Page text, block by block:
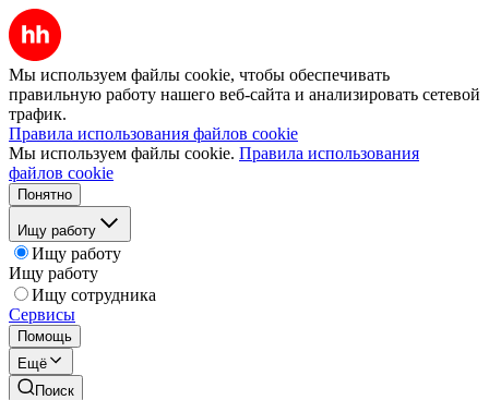
Мы используем файлы cookie, чтобы обеспечивать
правильную работу нашего веб-сайта и анализировать сетевой
трафик.
Правила использования файлов cookie
Мы используем файлы cookie. Правила использования
файлов cookie
Понятно
Ищу работу
Ищу работу
Ищу работу
Ищу сотрудника
Сервисы
Помощь
Ещё
Поиск